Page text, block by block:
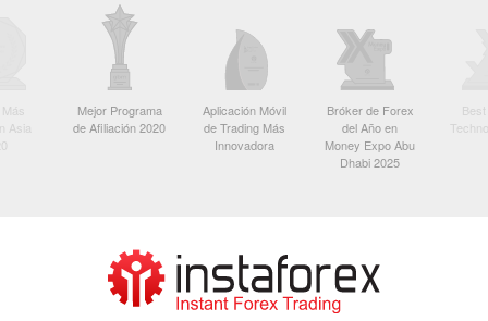
Asia
Mejor Programa
de Afiliación 2020
Aplicación Móvil
de Trading Más
Innovadora
Bróker de Forex
del Año en
Money Expo Abu
Dhabi 2025